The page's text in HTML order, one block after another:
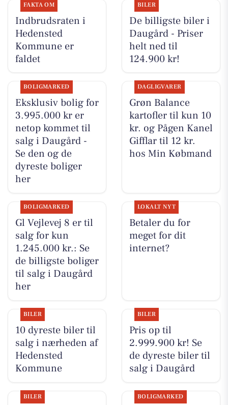
FAKTA OM
Indbrudsraten i
Hedensted
Kommune er
faldet
BILER
De billigste biler i
Daugård - Priser
helt ned til
124.900 kr!
BOLIGMARKED
Eksklusiv bolig for
3.995.000 kr er
netop kommet til
salg i Daugård -
Se den og de
dyreste boliger
her
DAGLIGVARER
Grøn Balance
kartofler til kun 10
kr. og Pågen Kanel
Gifflar til 12 kr.
hos Min Købmand
BOLIGMARKED
Gl Vejlevej 8 er til
salg for kun
1.245.000 kr.: Se
de billigste boliger
til salg i Daugård
her
LOKALT NYT
Betaler du for
meget for dit
internet?
BILER
10 dyreste biler til
salg i nærheden af
Hedensted
Kommune
BILER
Pris op til
2.999.900 kr! Se
de dyreste biler til
salg i Daugård
BILER BOLIGMARKED